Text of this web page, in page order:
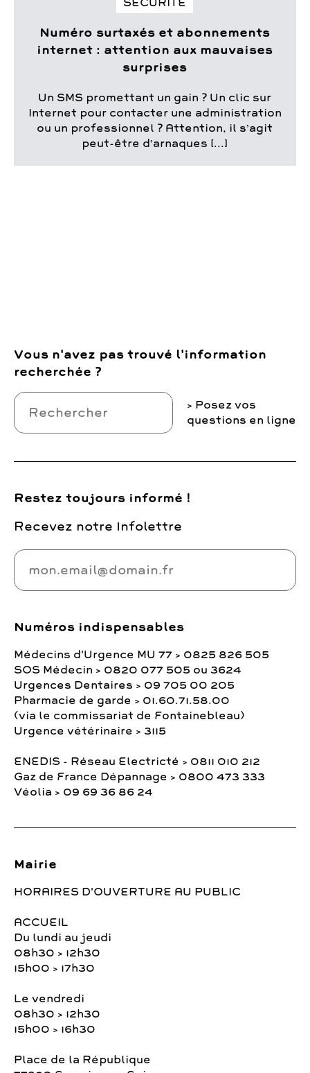
SÉCURITÉ
Numéro surtaxés et abonnements
internet : attention aux mauvaises
surprises
Un SMS promettant un gain ? Un clic sur
Internet pour contacter une administration
ou un professionnel ? Attention, il s’agit
peut-être d’arnaques [...]
Vous n'avez pas trouvé l'information
recherchée ?
Posez vos
questions en ligne
Restez toujours informé !
Recevez notre Infolettre
Numéros indispensables
Médecins d'Urgence MU 77 > 0825 826 505
SOS Médecin > 0820 077 505 ou 3624
Urgences Dentaires > 09 705 00 205
Pharmacie de garde > 01.60.71.58.00
(via le commissariat de Fontainebleau)
Urgence vétérinaire > 3115
ENEDIS - Réseau Electricté > 0811 010 212
Gaz de France Dépannage > 0800 473 333
Véolia > 09 69 36 86 24
Mairie
HORAIRES D'OUVERTURE AU PUBLIC
ACCUEIL
Du lundi au jeudi
08h30 > 12h30
15h00 > 17h30
Le vendredi
08h30 > 12h30
15h00 > 16h30
Place de la République